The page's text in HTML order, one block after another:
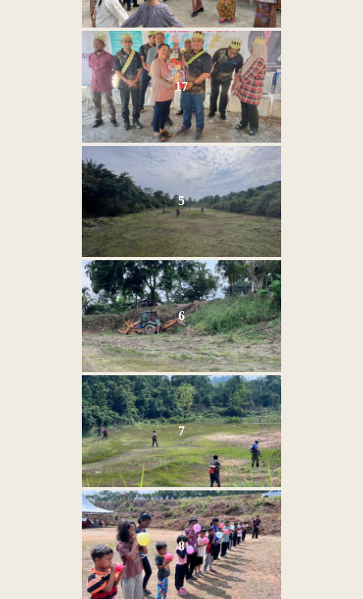
17
5
6
7
8
2022 © Jabatan
Kemajuan Orang
Asli (JAKOA)
|
Keselamatan|
|Peta
Last Updated : 8 /
07 / 2023 10:13
AM
browser versi terkini dengan
skrin beresolusi 1280 x 1024 piksel